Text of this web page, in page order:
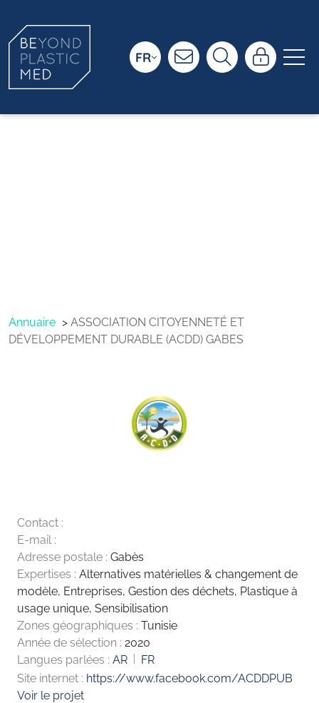
FR
Annuaire
ASSOCIATION CITOYENNETÉ ET
DÉVELOPPEMENT DURABLE (ACDD) GABES
Contact :
E-mail :
Adresse postale : Gabès
Expertises : Alternatives matérielles & changement de
modèle, Entreprises, Gestion des déchets, Plastique à
usage unique, Sensibilisation
Zones géographiques : Tunisie
Année de sélection : 2020
Langues parlées : AR
FR
Site internet : https://www.facebook.com/ACDDPUB
Voir le projet